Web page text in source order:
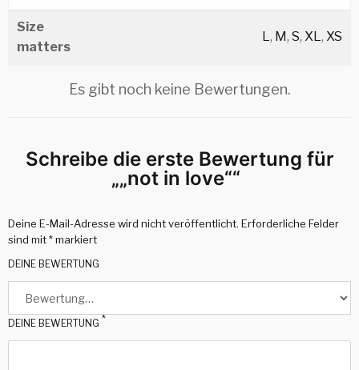
Size
matters
L, M, S, XL, XS
Es gibt noch keine Bewertungen.
Schreibe die erste Bewertung für
„„not in love““
Deine E-Mail-Adresse wird nicht veröffentlicht. Erforderliche Felder
sind mit*markiert
DEINE BEWERTUNG
DEINE BEWERTUNG *